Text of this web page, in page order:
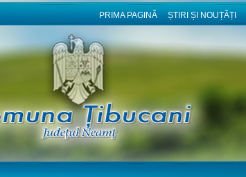
PRIMA PAGINĂ ȘTIRI ȘI NOUȚĂȚI